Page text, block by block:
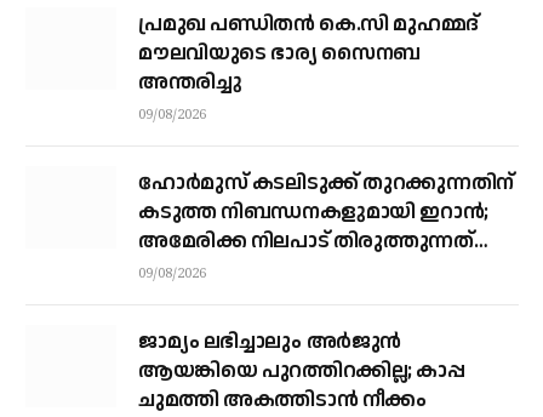
പ്രമുഖ പണ്ഡിതൻ കെ.സി മുഹമ്മദ്
മൗലവിയുടെ ഭാര്യ സൈനബ
അന്തരിച്ചു
09/08/2026
ഹോര്‍മുസ് കടലിടുക്ക് തുറക്കുന്നതിന്
കടുത്ത നിബന്ധനകളുമായി ഇറാന്‍;
അമേരിക്ക നിലപാട് തിരുത്തുന്നത്
വരെ തുറക്കില്ലെന്ന് കൗണ്‍സില്‍
09/08/2026
ജാമ്യം ലഭിച്ചാലും അര്‍ജുന്‍
ആയങ്കിയെ പുറത്തിറക്കില്ല; കാപ്പ
ചുമത്തി അകത്തിടാന്‍ നീക്കം